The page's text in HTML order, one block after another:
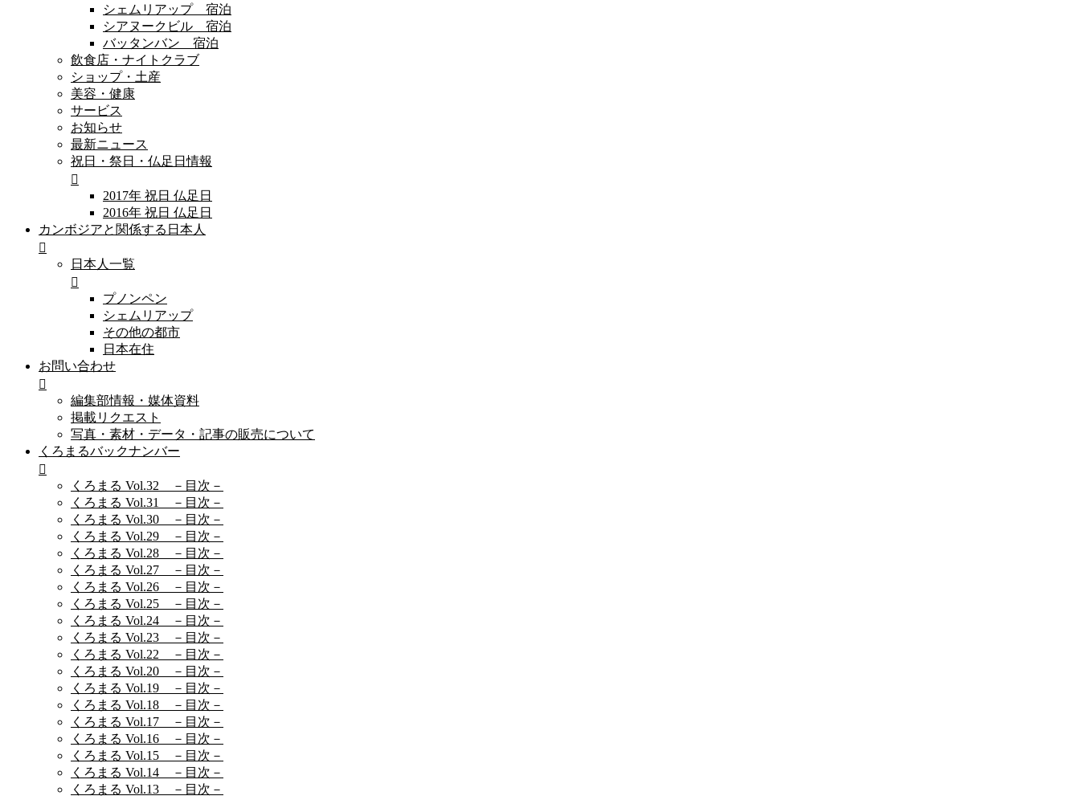
シェムリアップ 宿泊
シアヌークビル 宿泊
バッタンバン 宿泊
飲食店・ナイトクラブ
ショップ・土産
美容・健康
サービス
お知らせ
最新ニュース
祝日・祭日・仏足日情報
2017年 祝日 仏足日
2016年 祝日 仏足日
カンボジアと関係する日本人
日本人一覧
プノンペン
シェムリアップ
その他の都市
日本在住
お問い合わせ
編集部情報・媒体資料
掲載リクエスト
写真・素材・データ・記事の販売について
くろまるバックナンバー
くろまる Vol.32 －目次－
くろまる Vol.31 －目次－
くろまる Vol.30 －目次－
くろまる Vol.29 －目次－
くろまる Vol.28 －目次－
くろまる Vol.27 －目次－
くろまる Vol.26 －目次－
くろまる Vol.25 －目次－
くろまる Vol.24 －目次－
くろまる Vol.23 －目次－
くろまる Vol.22 －目次－
くろまる Vol.20 －目次－
くろまる Vol.19 －目次－
くろまる Vol.18 －目次－
くろまる Vol.17 －目次－
くろまる Vol.16 －目次－
くろまる Vol.15 －目次－
くろまる Vol.14 －目次－
くろまる Vol.13 －目次－